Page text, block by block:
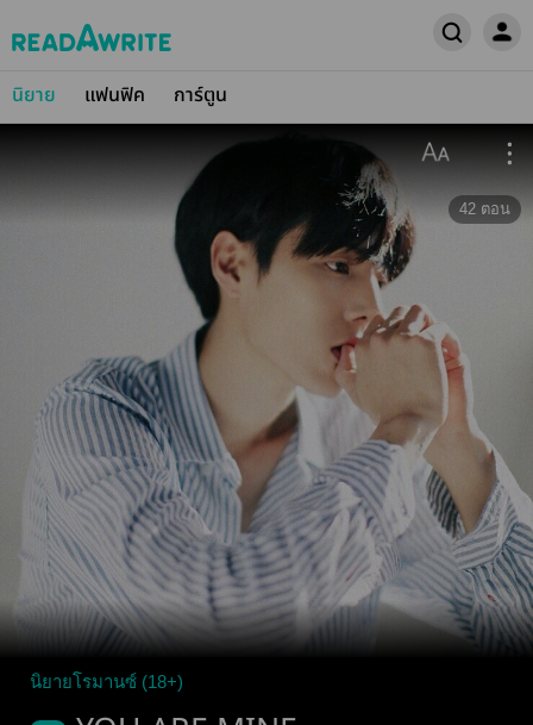
นิยาย แฟนฟิค การ์ตูน
42 ตอน
นิยายโรมานซ์ (18+)